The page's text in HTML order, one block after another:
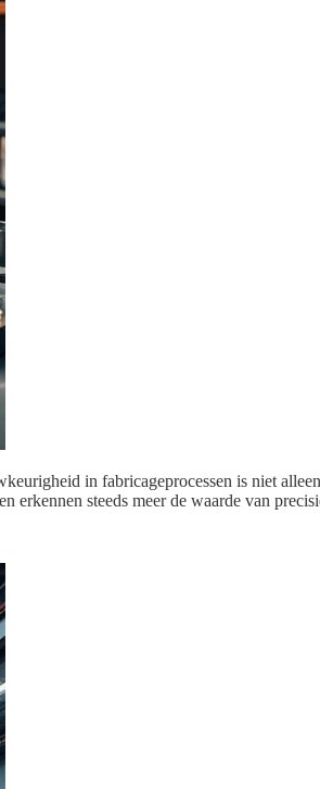
in fabricageprocessen is niet
erkennen steeds meer de waarde van